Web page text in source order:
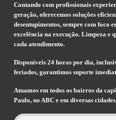
Contando com profissionais
geração, oferecemos soluções
desentupimentos, sempre com foco
excelência na execução. Limpeza e
cada atendimento.
Disponíveis 24 horas por dia,
feriados, garantimos suporte
Atuamos em todos os bairros da
Paulo, no ABC e em diversas